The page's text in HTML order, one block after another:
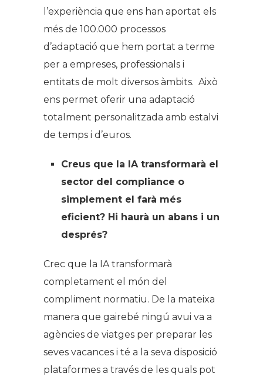
l’experiència que ens han aportat els
més de 100.000 processos
d’adaptació que hem portat a terme
per a empreses, professionals i
entitats de molt diversos àmbits. Això
ens permet oferir una adaptació
totalment personalitzada amb estalvi
de temps i d’euros.
Creus que la IA transformarà el
sector del compliance o
simplement el farà més
eficient? Hi haurà un abans i un
després?
Crec que la IA transformarà
completament el món del
compliment normatiu. De la mateixa
manera que gairebé ningú avui va a
agències de viatges per preparar les
seves vacances i té a la seva disposició
plataformes a través de les quals pot